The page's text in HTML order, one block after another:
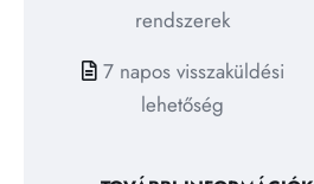
rendszerek
7 napos visszaküldési
lehetőség